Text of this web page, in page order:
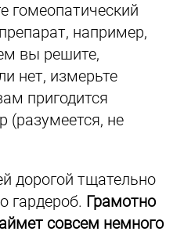
гомеопатический
например,
вы решите,
нет, измерьте
пригодится
не
дорогой тщательно
гардероб. Грамотно
совсем немного